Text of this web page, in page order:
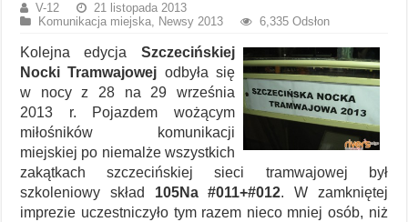
V-12
21 listopada 2013
Komunikacja miejska, Newsy 2013 6,335 Odsłon
Kolejna edycja Szczecińskiej
Nocki Tramwajowej odbyła się
w nocy z 28 na 29 września
2013 r. Pojazdem wożącym
miłośników komunikacji
miejskiej po niemalże wszystkich
zakątkach szczecińskiej sieci tramwajowej był
szkoleniowy skład 105Na #011+#012. W zamkniętej
imprezie uczestniczyło tym razem nieco mniej osób, niż